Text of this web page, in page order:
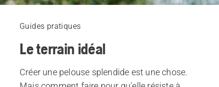
Guides pratiques
Le terrain idéal
Créer une pelouse splendide est une chose.